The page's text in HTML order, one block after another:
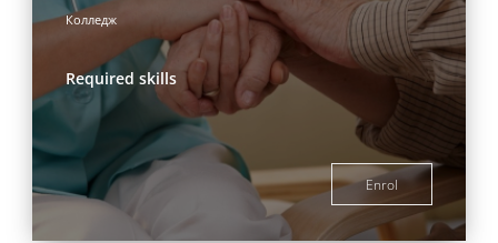
Колледж
Required skills
Enrol